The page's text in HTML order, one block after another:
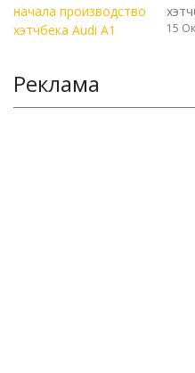
15
Реклама